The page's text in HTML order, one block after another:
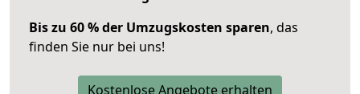
Bis zu 60 % der Umzugskosten sparen, das
finden Sie nur bei uns!
Kostenlose Angebote erhalten